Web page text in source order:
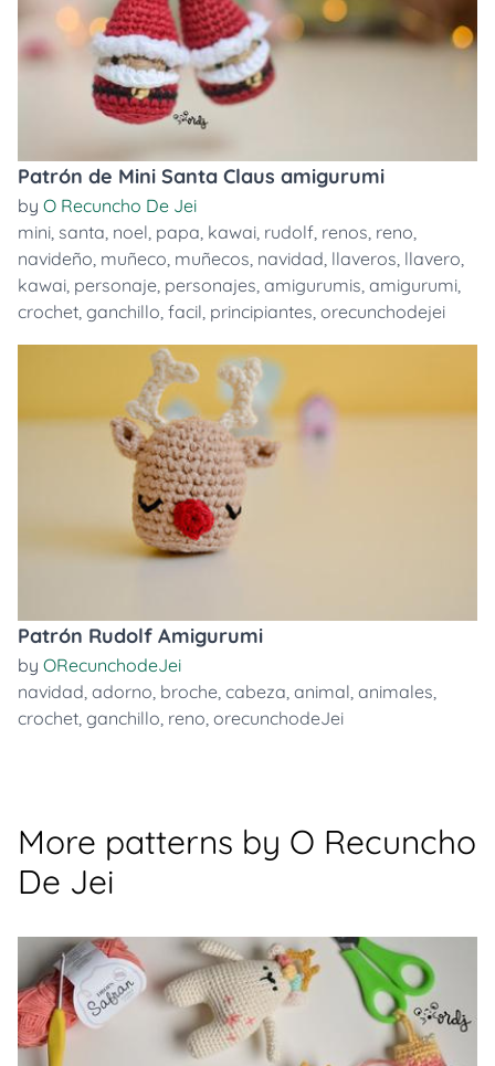
Patrón de Mini Santa Claus amigurumi
by O Recuncho De Jei
mini, santa, noel, papa, kawai, rudolf, renos, reno,
navideño, muñeco, muñecos, navidad, llaveros, llavero,
kawai, personaje, personajes, amigurumis, amigurumi,
crochet, ganchillo, facil, principiantes, orecunchodejei
Patrón Rudolf Amigurumi
by ORecunchodeJei
navidad, adorno, broche, cabeza, animal, animales,
crochet, ganchillo, reno, orecunchodeJei
More patterns by O Recuncho
De Jei